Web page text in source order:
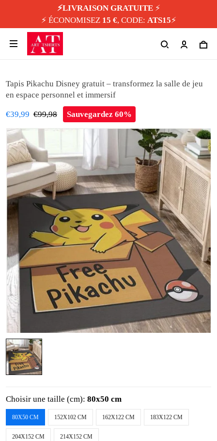
⚡️LIVRAISON GRATUITE⚡️
⚡️ ÉCONOMISEZ 15 €, CODE: ATS15⚡️
Tapis Pikachu Disney gratuit – transformez la salle de jeu
en espace personnel et immersif
€39,99 €99,98 Sauvegardez 60%
Choisir une taille (cm): 80x50 cm
80X50 CM 152X102 CM 162X122 CM 183X122 CM
204X152 CM 214X152 CM